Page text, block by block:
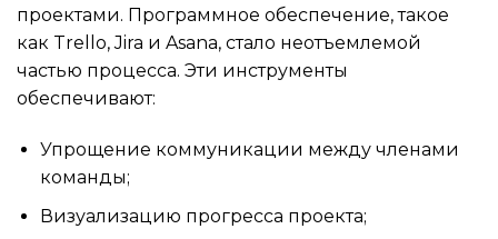
проектами. Программное обеспечение, такое
как Trello, Jira и Asana, стало неотъемлемой
частью процесса. Эти инструменты
обеспечивают:
Упрощение коммуникации между членами
команды;
Визуализацию прогресса проекта;